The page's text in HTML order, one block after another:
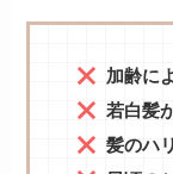
加齢に
若白髪
髪のハ